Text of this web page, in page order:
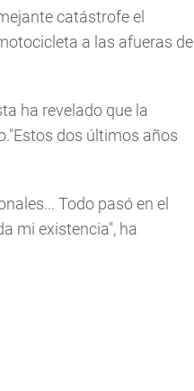
catástrofe el
a las afueras de
ha revelado que la
dos últimos años
Todo pasó en el
mi existencia", ha